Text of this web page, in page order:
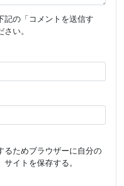
記の「コメントを送信す
い。
るためブラウザーに自分の
イトを保存する。